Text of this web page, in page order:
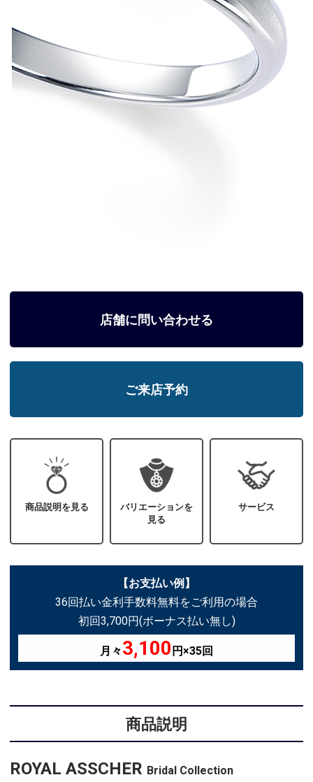
店舗に問い合わせる
ご来店予約
商品説明を見る
バリエーションを
見る
サービス
【お支払い例】
36回払い金利手数料無料をご利用の場合
初回3,700円(ボーナス払い無し)
月々3,100 円×35回
商品説明
ROYAL ASSCHER Bridal Collection